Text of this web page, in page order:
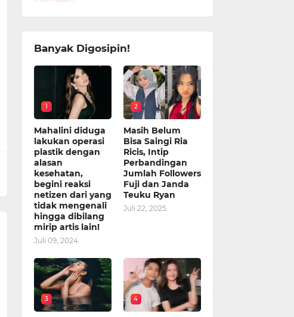
Banyak Digosipin!
1
Mahalini diduga
lakukan operasi
plastik dengan
alasan
kesehatan,
begini reaksi
netizen dari yang
tidak mengenali
hingga dibilang
mirip artis lain!
Juli 09, 2024
2
Masih Belum
Bisa Saingi Ria
Ricis, Intip
Perbandingan
Jumlah Followers
Fuji dan Janda
Teuku Ryan
Juli 22, 2025
3 4